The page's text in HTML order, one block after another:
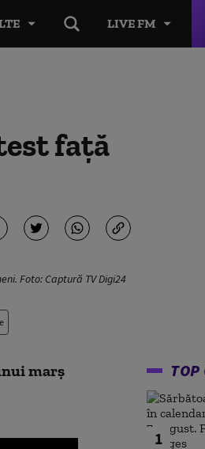
LIVE FM
față
Foto: Captură TV Digi24
marș
TOP
1